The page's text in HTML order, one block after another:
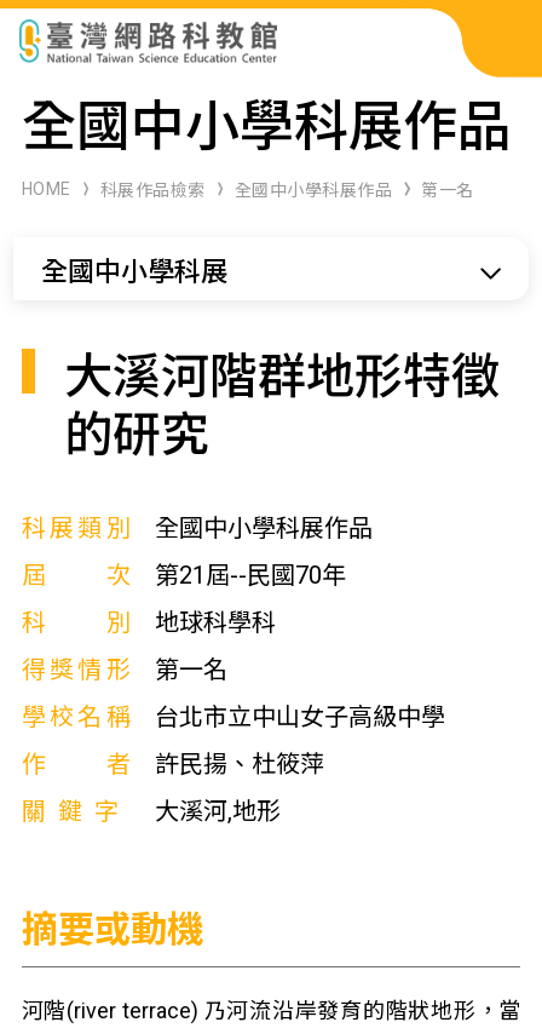
科展作品檢索
科學研習月刊
全國中小學科展作品
HOME 科展作品檢索 全國中小學科展作品 第一名
全國中小學科展
大溪河階群地形特徵
的研究
科展類別
全國中小學科展作品
屆次
第21屆--民國70年
科別
地球科學科
得獎情形
第一名
學校名稱
台北市立中山女子高級中學
作者
許民揚、杜筱萍
關鍵字
大溪河,地形
摘要或動機
河階(river terrace) 乃河流沿岸發育的階狀地形，當